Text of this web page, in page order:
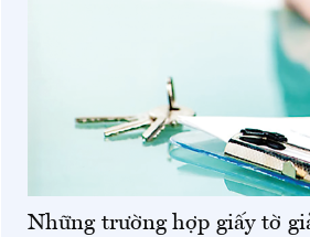
Những trường hợp giấy tờ